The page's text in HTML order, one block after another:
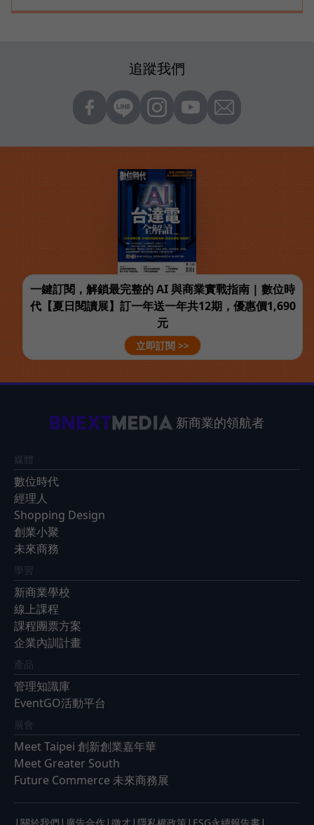
追蹤我們
一鍵訂閱，解鎖最完整的 AI 與商業實戰指南 | 數位時
代【夏日閱讀展】訂一年送一年共12期，優惠價1,690
元
立即訂閱 >>
新商業的領航者
媒體
數位時代
經理人
Shopping Design
創業小聚
未來商務
學習
新商業學校
線上課程
課程團票方案
企業內訓計畫
產品
管理知識庫
EventGO活動平台
展會
Meet Taipei 創新創業嘉年華
Meet Greater South
Future Commerce 未來商務展